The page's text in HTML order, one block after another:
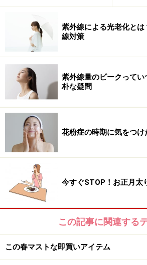
メイクでもっと、くまをカ
しっかりスキンケアをした後は、メ
にアイメイクには筆ペンタイプのコ
すいでしょう。
今回は、くまにオススメの２アイテ
メイクツール
■イプサ ピュアアイゾーンコンシー
肌色の中でも、黄色やオレンジがか
でしょう。
コンシーラーを目の下に放射線状に
ッとのばすだけ。柔らかいので叩き
単にカバーできます。
イプサピュアアイゾーンコンシーラ
紫外線による光老化と
線対策
紫外線量のピークって
朴な疑問
花粉症の時期に気をつ
今すぐSTOP！お正月太
この記事に関連する
この春マストな即買いアイテム